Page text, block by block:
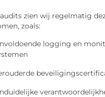
zien wij regelmatig
zoals:
logging en